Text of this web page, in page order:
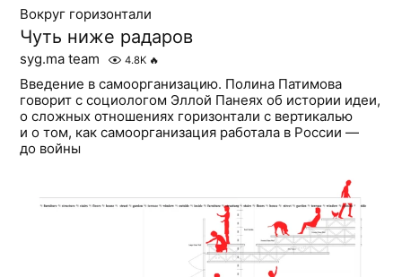
Вокруг горизонтали
Чуть ниже радаров
syg.ma team 4.8K 🔥
Введение в самоорганизацию. Полина Патимова
говорит с социологом Эллой Панеях об истории идеи,
о сложных отношениях горизонтали с вертикалью
и о том, как самоорганизация работала в России —
до войны